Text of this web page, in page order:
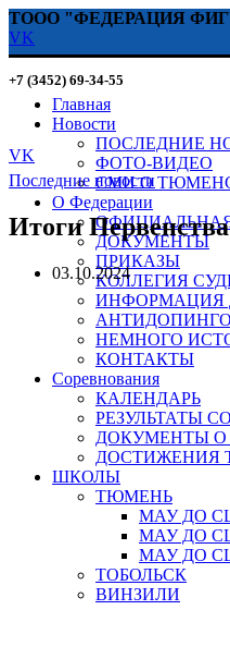
ТООО "ФЕДЕРАЦИЯ
VK
+7 (3452) 69-34-55
VK
Главная
Новости
ПОСЛЕДНИЕ
ФОТО-ВИДЕО
СМИ О
О Федерации
ДОКУМЕНТЫ
ПРИКАЗЫ
КОЛЛЕГИЯ
ИНФОРМАЦИЯ
НЕМНОГО
КОНТАКТЫ
Соревнования
КАЛЕНДАРЬ
РЕЗУЛЬТАТЫ
ДОКУМЕНТЫ
ДОСТИЖЕНИЯ
ШКОЛЫ
ТЮМЕНЬ
МАУ ДО
МАУ ДО
МАУ ДО
ТОБОЛЬСК
ВИНЗИЛИ
Последние новости
Итоги
03.10.2024